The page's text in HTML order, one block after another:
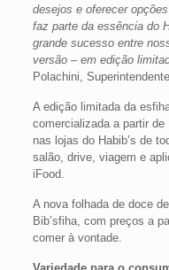
desejos e oferecer
faz parte da essência do
grande sucesso entre
versão – em edição
Polachini,
A edição limitada da
comercializada a partir
nas lojas do Habib’s de
salão, drive, viagem e
iFood.
A nova folhada de doce
Bib’sfiha, com preços a
comer à vontade.